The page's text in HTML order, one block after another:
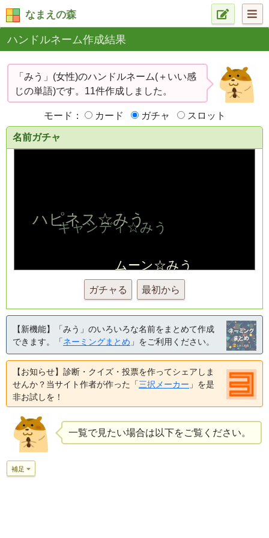
なまえの森
ハンドルネーム作成結果
「みう」(女性)のハンドルネーム(＋いい感
じの単語)です。11件作成しました。
モード： カード ガチャ スロット
名前ガチャ
ガチャる 最初から
【新機能】「みう」のいろいろな名前をまとめて作成
できます。「ネーミングまとめ 」をご利用ください。
【お知らせ】診断・クイズ・投票を作ってシェアしま
せんか？当サイト作者が作った「三択メーカー 」を是
非お試しを！
一覧で見たい場合は以下をご覧ください。
補足